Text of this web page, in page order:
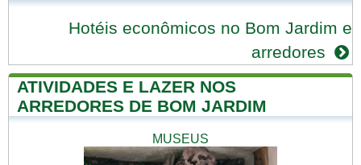
Hotéis econômicos no Bom Jardim e
arredores
ATIVIDADES E LAZER NOS
ARREDORES DE BOM JARDIM
MUSEUS